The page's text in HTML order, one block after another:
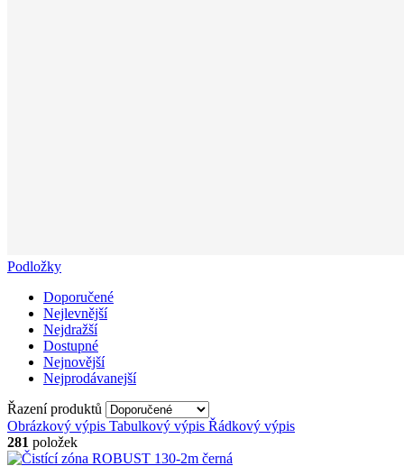
Podložky
Doporučené
Nejlevnější
Nejdražší
Dostupné
Nejnovější
Nejprodávanejší
Řazení produktů
Obrázkový výpis Tabulkový výpis Řádkový výpis
281 položek